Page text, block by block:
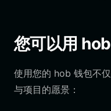
您可以用
使用您的 hob 钱包不
与项目的愿景：